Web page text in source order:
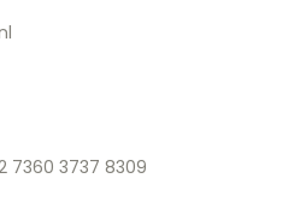
7360 3737 8309